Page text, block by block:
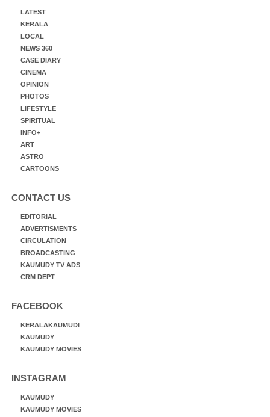
LATEST
KERALA
LOCAL
NEWS 360
CASE DIARY
CINEMA
OPINION
PHOTOS
LIFESTYLE
SPIRITUAL
INFO+
ART
ASTRO
CARTOONS
CONTACT US
EDITORIAL
ADVERTISMENTS
CIRCULATION
BROADCASTING
KAUMUDY TV ADS
CRM DEPT
FACEBOOK
KERALAKAUMUDI
KAUMUDY
KAUMUDY MOVIES
INSTAGRAM
KAUMUDY
KAUMUDY MOVIES